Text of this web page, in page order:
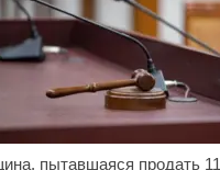
пытавшаяся продать